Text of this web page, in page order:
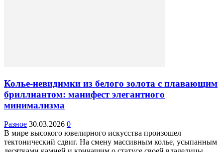
Колье-невидимки из белого золота с плавающим
бриллиантом: манифест элегантного
минимализма
Разное 30.03.2026 0
В мире высокого ювелирного искусства произошел
тектонический сдвиг. На смену массивным колье, усыпанным